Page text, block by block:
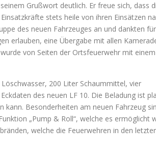
Grußwort deutlich. Er freue sich, dass
stets heile von ihren Einsätzen
des neuen Fahrzeuges an und dankten
erlauben, eine Übergabe mit allen
von Seiten der Ortsfeuerwehr mit einem
200 Liter Schaummittel, vier
des neuen LF 10. Die Beladung ist
Besonderheiten am neuen Fahrzeug
„Pump & Roll“, welche es ermöglicht
welche die Feuerwehren in den